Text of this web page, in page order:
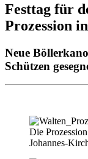
Festtag für
Prozession
Neue
Schützen
Die
Johannes-